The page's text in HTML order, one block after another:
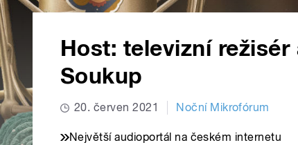
Host: televizní
Soukup
20. červen 2021 Noční Mikrofórum
Největší audioportál na českém internetu